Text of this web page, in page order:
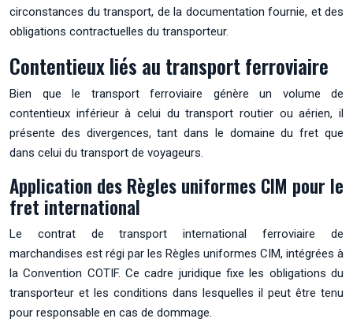
circonstances du transport, de la documentation fournie, et des
obligations contractuelles du transporteur.
Contentieux liés au transport ferroviaire
Bien que le transport ferroviaire génère un volume de
contentieux inférieur à celui du transport routier ou aérien, il
présente des divergences, tant dans le domaine du fret que
dans celui du transport de voyageurs.
Application des Règles uniformes CIM pour le
fret international
Le contrat de transport international ferroviaire de
marchandises est régi par les Règles uniformes CIM, intégrées à
la Convention COTIF. Ce cadre juridique fixe les obligations du
transporteur et les conditions dans lesquelles il peut être tenu
pour responsable en cas de dommage.